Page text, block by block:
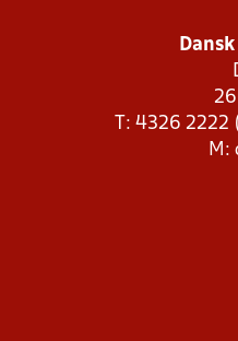
T: 4326 2222
M: